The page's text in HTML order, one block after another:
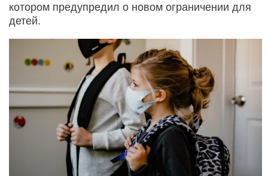
котором предупредил о новом ограничении для
детей.